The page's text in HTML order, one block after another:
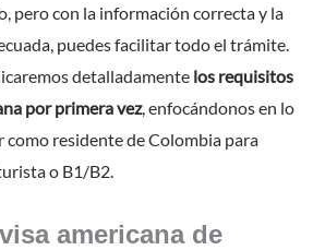
pero con la información correcta y la
puedes facilitar todo el trámite.
detalladamente los requisitos
por primera vez, enfocándonos en lo
como residente de Colombia para
o B1/B2.
americana de